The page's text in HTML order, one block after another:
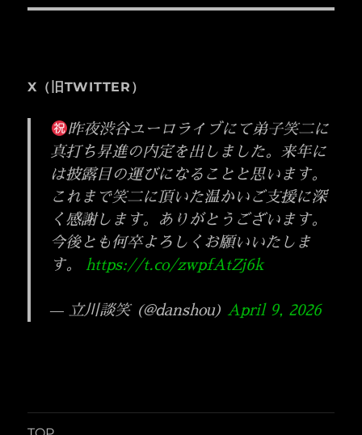
シ
ン
投
X（旧TWITTER）
昨夜渋谷ユーロライブにて弟子笑二に
真打ち昇進の内定を出しました。来年に
は披露目の運びになることと思います。
これまで笑二に頂いた温かいご支援に深
く感謝します。ありがとうございます。
今後とも何卒よろしくお願いいたしま
す。 https://t.co/zwpfAtZj6k
— 立川談笑 (@danshou) April 9, 2026